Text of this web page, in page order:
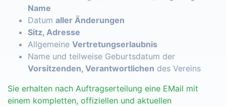
Name
Datum aller Änderungen
Sitz, Adresse
Allgemeine Vertretungserlaubnis
Name und teilweise Geburtsdatum der
Vorsitzenden, Verantwortlichen des Vereins
Sie erhalten nach Auftragserteilung eine EMail mit
einem kompletten, offiziellen und aktuellen